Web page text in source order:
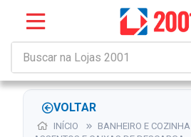
VOLTAR
INÍCIO
BANHEIRO E COZINHA